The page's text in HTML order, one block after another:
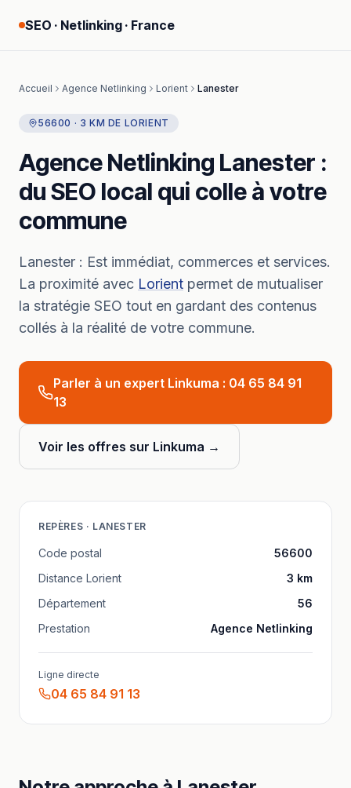
SEO · Netlinking · France
Accueil Agence Netlinking Lorient Lanester
56600 · 3 KM DE LORIENT
Agence Netlinking Lanester :
du SEO local qui colle à votre
commune
Lanester : Est immédiat, commerces et services.
La proximité avec Lorient permet de mutualiser
la stratégie SEO tout en gardant des contenus
collés à la réalité de votre commune.
Parler à un expert Linkuma : 04 65 84 91
13
Voir les offres sur Linkuma →
REPÈRES · LANESTER
Code postal
56600
Distance Lorient 3 km
Département
56
Prestation
Agence Netlinking
Ligne directe
04 65 84 91 13